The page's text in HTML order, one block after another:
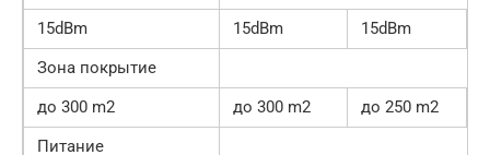
15dBm
15dBm
15dBm
Зона покрытие
до 300 m2
до 300 m2
до 250 m2
Питание